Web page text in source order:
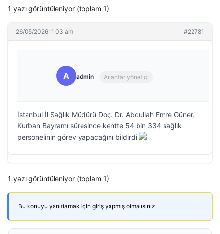
1 yazı görüntüleniyor (toplam 1)
26/05/2026: 1:03 am #22781
A admin Anahtar yönetici
İstanbul İl Sağlık Müdürü Doç. Dr. Abdullah Emre Güner,
Kurban Bayramı süresince kentte 54 bin 334 sağlık
personelinin görev yapacağını bildirdi.
1 yazı görüntüleniyor (toplam 1)
Bu konuyu yanıtlamak için giriş yapmış olmalısınız.